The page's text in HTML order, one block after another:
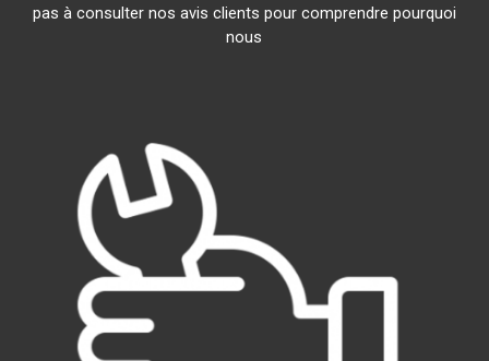
pas à consulter nos avis clients pour comprendre pourquoi
nous